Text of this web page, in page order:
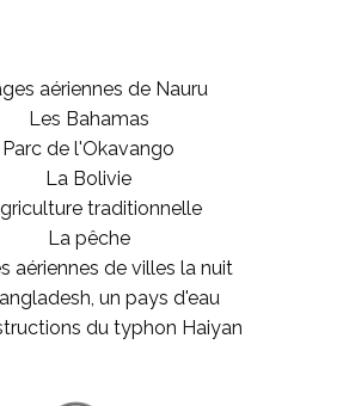
aériennes de Nauru
Les Bahamas
Parc de l'Okavango
La Bolivie
traditionnelle
La pêche
aériennes de villes la nuit
un pays d'eau
du typhon Haiyan